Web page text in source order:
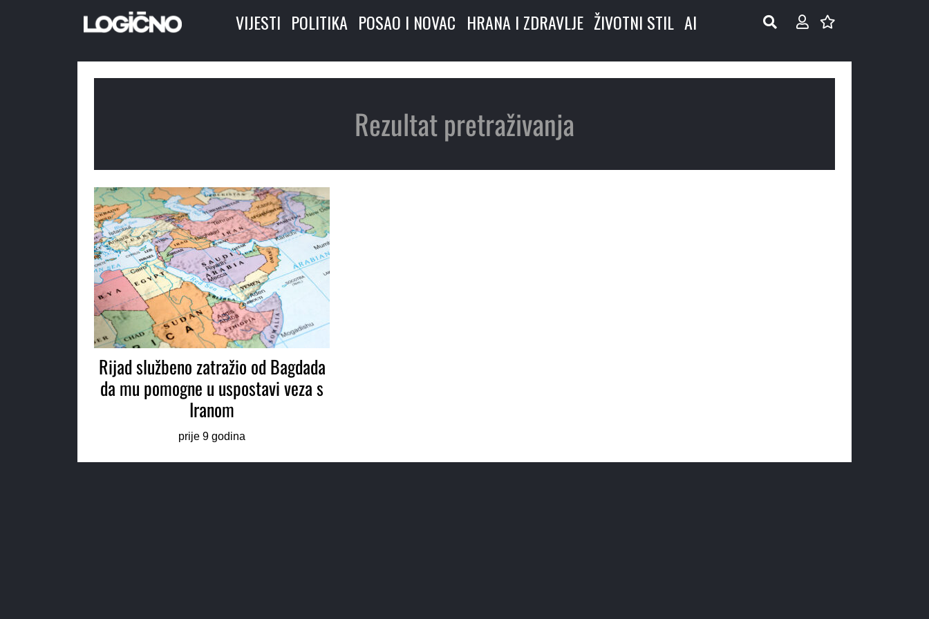
VIJESTI POLITIKA POSAO I NOVAC HRANA I ZDRAVLJE ŽIVOTNI STIL AI
Rezultat pretraživanja
Rijad službeno zatražio od Bagdada
da mu pomogne u uspostavi veza s
Iranom
prije 9 godina